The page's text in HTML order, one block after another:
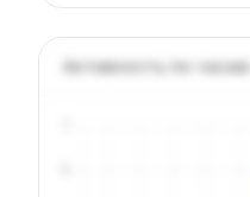
Активность по часам